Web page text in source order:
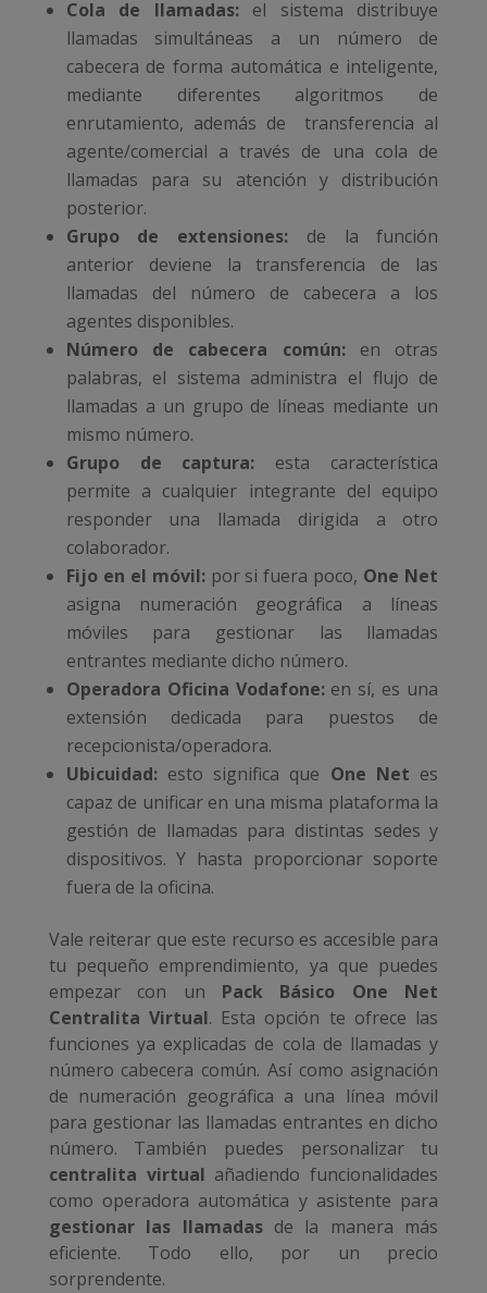
Cola de llamadas:el sistema distribuye
llamadas simultáneas a un número de
cabecera de forma automática e inteligente,
mediante diferentes algoritmos de
enrutamiento, además de transferencia al
agente/comercial a través de una cola de
llamadas para su atención y distribución
posterior.
Grupo de extensiones: de la función
anterior deviene la transferencia de las
llamadas del número de cabecera a los
agentes disponibles.
Número de cabecera común:en otras
palabras, el sistema administra el flujo de
llamadas a un grupo de líneas mediante un
mismo número.
Grupo de captura: esta característica
permite a cualquier integrante del equipo
responder una llamada dirigida a otro
colaborador.
Fijo en el móvil:por si fuera poco, One Net
asigna numeración geográfica a líneas
móviles para gestionar las llamadas
entrantes mediante dicho número.
Operadora Oficina Vodafone:en sí, es una
extensión dedicada para puestos de
recepcionista/operadora.
Ubicuidad: esto significa que One Net es
capaz de unificar en una misma plataforma la
gestión de llamadas para distintas sedes y
dispositivos. Y hasta proporcionar soporte
fuera de la oficina.
Vale reiterar que este recurso es accesible para
tu pequeño emprendimiento, ya que puedes
empezar con un Pack Básico One Net
Centralita Virtual. Esta opción te ofrece las
funciones ya explicadas de cola de llamadas y
número cabecera común. Así como asignación
de numeración geográfica a una línea móvil
para gestionar las llamadas entrantes en dicho
número. También puedes personalizar tu
centralita virtual añadiendo funcionalidades
como operadora automática y asistente para
gestionar las llamadasde la manera más
eficiente. Todo ello, por un precio
sorprendente.